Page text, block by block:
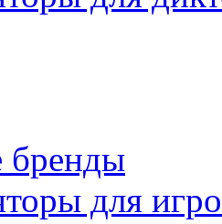
бренды
для